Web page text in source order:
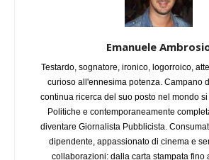
Emanuele
Testardo, sognatore, ironico, logorroico,
curioso all'ennesima potenza. Campano
continua ricerca del suo posto nel mondo
Politiche e contemporaneamente
diventare Giornalista Pubblicista.
dipendente, appassionato di cinema e
collaborazioni: dalla carta stampata fino